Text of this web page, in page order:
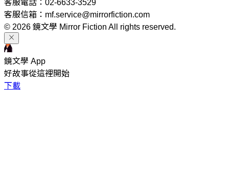
客服電話：02-6633-3529
客服信箱：mf.service@mirrorfiction.com
© 2026 鏡文學 Mirror Fiction All rights reserved.
鏡文學 App
好故事從這裡開始
下載